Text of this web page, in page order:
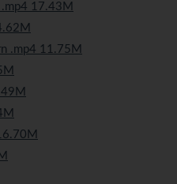
17.43M
.mp4 11.75M